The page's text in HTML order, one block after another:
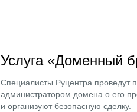
Услуга «Доменный
Специалисты Руцентра проведут
администратором домена о его
и организуют безопасную сделку.